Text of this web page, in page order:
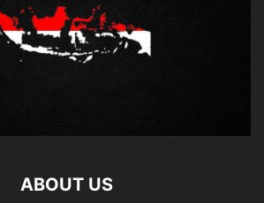
ABOUT US